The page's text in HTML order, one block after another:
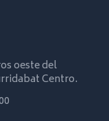
oeste del
Centro.